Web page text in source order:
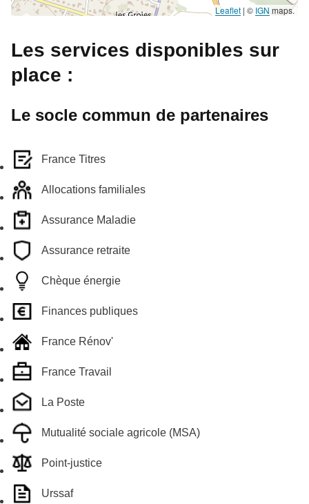
Leaflet | © IGN maps.
Les services disponibles sur
place :
Le socle commun de partenaires
France Titres
Allocations familiales
Assurance Maladie
Assurance retraite
Chèque énergie
Finances publiques
France Rénov'
France Travail
La Poste
Mutualité sociale agricole (MSA)
Point-justice
Urssaf